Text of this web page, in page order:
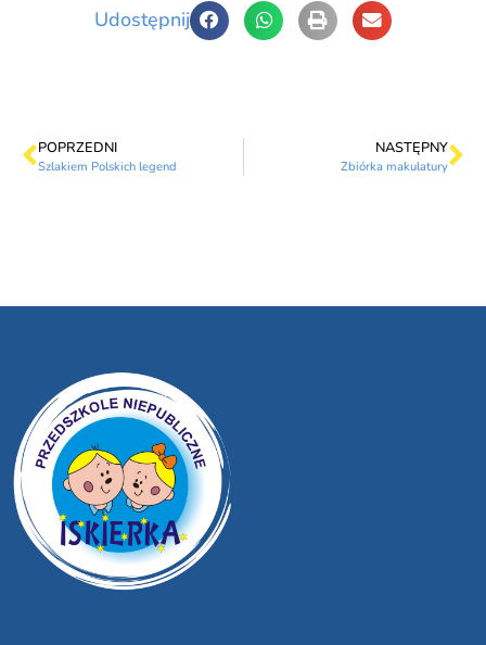
Udostępnij
POPRZEDNI
Szlakiem Polskich legend
NASTĘPNY
Zbiórka makulatury